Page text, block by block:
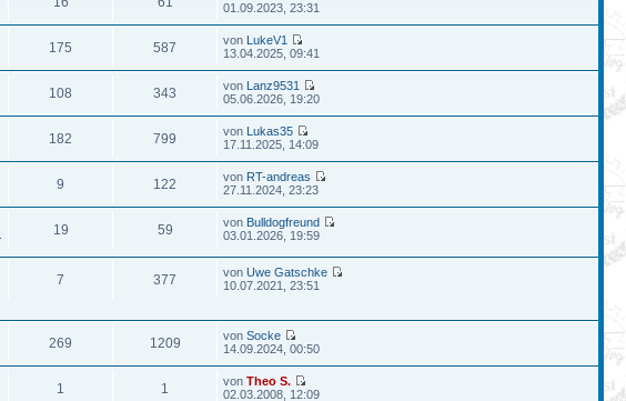
01.09.2023, 23:31
175 587 von LukeV1
13.04.2025, 09:41
108 343 von Lanz9531
05.06.2026, 19:20
182 799 von Lukas35
17.11.2025, 14:09
9 122 von RT-andreas
27.11.2024, 23:23
19 59 von Bulldogfreund
03.01.2026, 19:59
7 377 vonUwe Gatschke
10.07.2021, 23:51
269 1209 vonSocke
14.09.2024, 00:50
1 1 vonTheo S.
02.03.2008, 12:09